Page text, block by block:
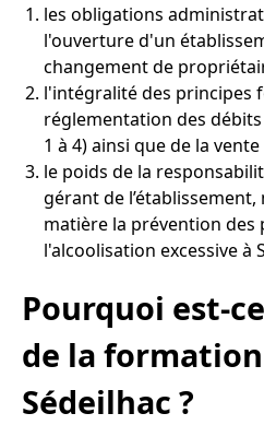
les obligations
l'ouverture d'un
changement de
l'intégralité des principes
réglementation des
1 à 4) ainsi que de la
le poids de la
gérant de
matière la prévention des
l'alcoolisation excessive à
Pourquoi est-
de la formation
Sédeilhac ?